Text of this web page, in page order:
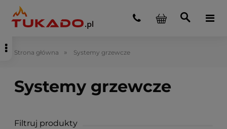
Strona główna » Systemy grzewcze
Filtruj produkty